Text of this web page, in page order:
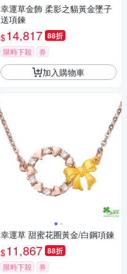
幸運草金飾 柔影之貓黃金墜子
送項鍊
$14,817 88折
限時下殺 券
加入購物車
幸運草 甜蜜花圈黃金/白鋼項鍊
$11,867 88折
限時下殺 券